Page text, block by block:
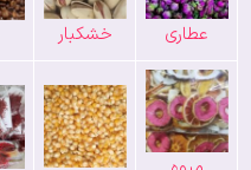
عطاری خشکبار